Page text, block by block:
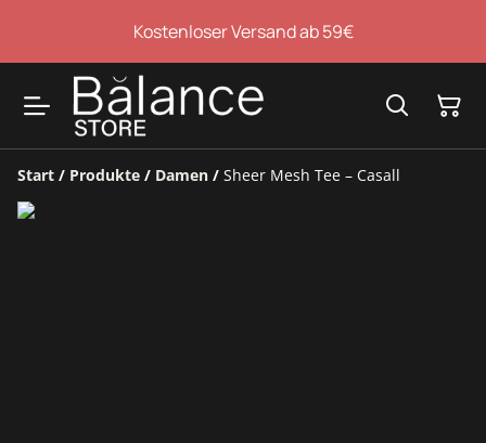
Kostenloser Versand ab 59€
Start / Produkte / Damen / Sheer Mesh Tee – Casall